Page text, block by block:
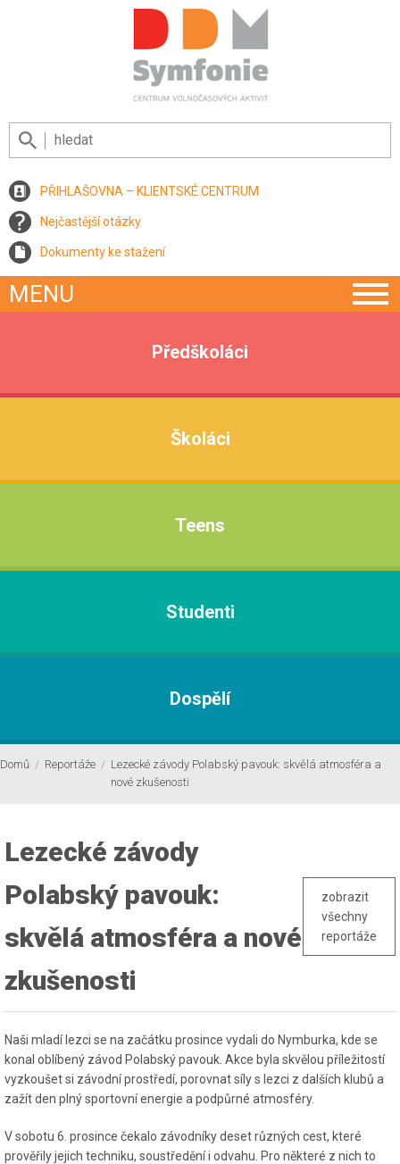
PŘIHLAŠOVNA – KLIENTSKÉ CENTRUM
Nejčastější otázky
Dokumenty ke stažení
MENU
Předškoláci
Školáci
Teens
Studenti
Dospělí
Domů / Reportáže / Lezecké závody Polabský pavouk: skvělá atmosféra a
nové zkušenosti
Lezecké závody
Polabský pavouk:
skvělá atmosféra a nové
zkušenosti
zobrazit
všechny
reportáže
Naši mladí lezci se na začátku prosince vydali do Nymburka, kde se
konal oblíbený závod Polabský pavouk. Akce byla skvělou příležitostí
vyzkoušet si závodní prostředí, porovnat síly s lezci z dalších klubů a
zažít den plný sportovní energie a podpůrné atmosféry.
V sobotu 6. prosince čekalo závodníky deset různých cest, které
prověřily jejich techniku, soustředění i odvahu. Pro některé z nich to